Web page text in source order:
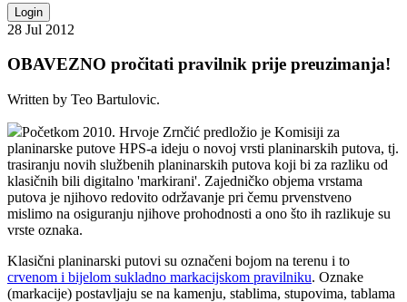
28 Jul 2012
OBAVEZNO pročitati pravilnik prije preuzimanja!
Written by Teo Bartulovic.
Početkom 2010. Hrvoje Zrnčić predložio je Komisiji za
planinarske putove HPS-a ideju o novoj vrsti planinarskih putova, tj.
trasiranju novih službenih planinarskih putova koji bi za razliku od
klasičnih bili digitalno 'markirani'. Zajedničko objema vrstama
putova je njihovo redovito održavanje pri čemu prvenstveno
mislimo na osiguranju njihove prohodnosti a ono što ih razlikuje su
vrste oznaka.
Klasični planinarski putovi su označeni bojom na terenu i to
crvenom i bijelom sukladno markacijskom pravilniku. Oznake
(markacije) postavljaju se na kamenju, stablima, stupovima, tablama